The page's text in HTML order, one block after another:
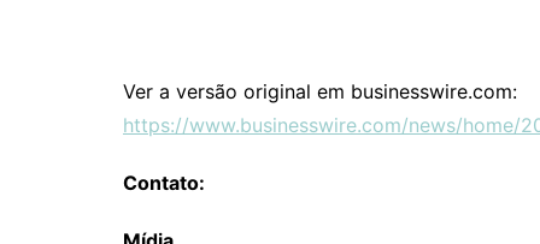
Ver a versão original em businesswire.com:
https://www.businesswire.com/news/home/
Contato: